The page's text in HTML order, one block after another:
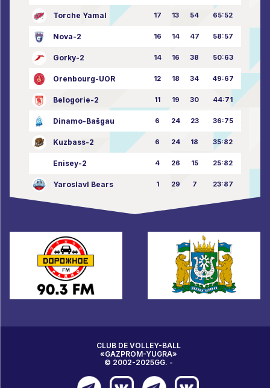
Torche Yamal 17 13 54 65:52
Nova-2 16 14 47 58:57
Gorky-2 14 16 38 50:63
Orenbourg-UOR 12 18 34 49:67
Belogorie-2 11 19 30 44:71
Dinamo-Bašgau 6 24 23 36:75
Kuzbass-2 6 24 18 35:82
Enisey-2 4 26 15 25:82
Yaroslavl Bears 1 29 7 23:87
CLUB DE VOLLEY-BALL
«GAZPROM-YUGRA»
© 2002-2025GG. -